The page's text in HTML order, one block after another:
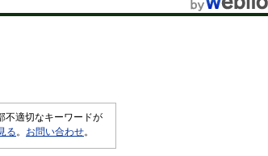
不適切なキーワードが
る 。 お問い合わせ。